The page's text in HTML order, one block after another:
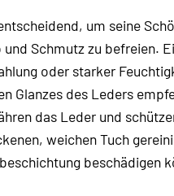
um seine
Schmutz zu befreien.
oder starker
Glanzes des Leders
das Leder und
weichen Tuch
beschädigen